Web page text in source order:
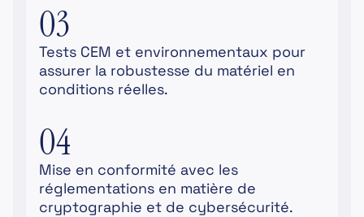
03
Tests CEM et environnementaux pour
assurer la robustesse du matériel en
conditions réelles.
04
Mise en conformité avec les
réglementations en matière de
cryptographie et de cybersécurité.